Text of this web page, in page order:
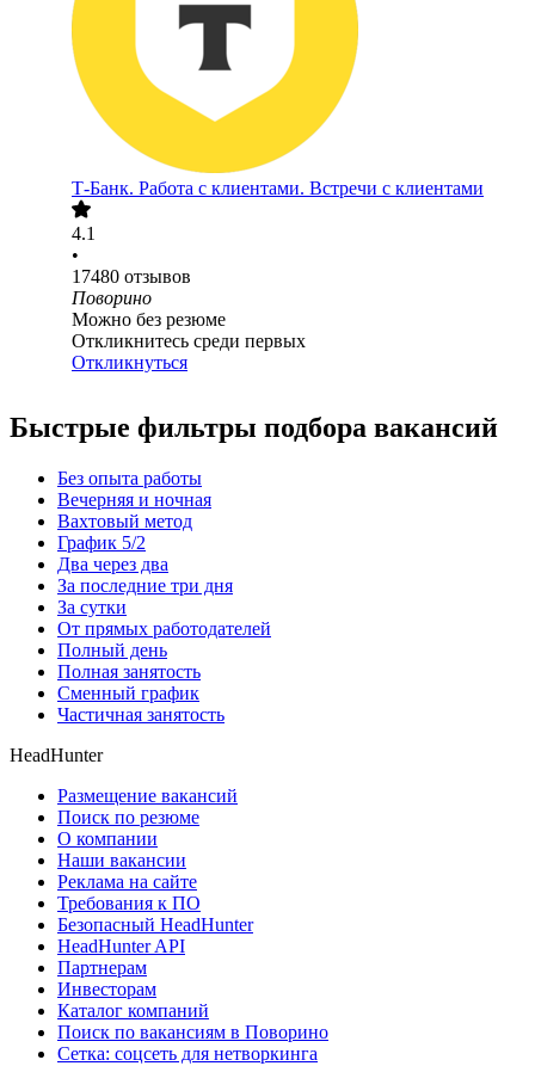
Т-Банк. Работа с клиентами. Встречи с клиентами
4.1
•
17480 отзывов
Поворино
Можно без резюме
Откликнитесь среди первых
Откликнуться
Быстрые фильтры подбора вакансий
Без опыта работы
Вечерняя и ночная
Вахтовый метод
График 5/2
Два через два
За последние три дня
За сутки
От прямых работодателей
Полный день
Полная занятость
Сменный график
Частичная занятость
HeadHunter
Размещение вакансий
Поиск по резюме
О компании
Наши вакансии
Реклама на сайте
Требования к ПО
Безопасный HeadHunter
HeadHunter API
Партнерам
Инвесторам
Каталог компаний
Поиск по вакансиям в Поворино
Сетка: соцсеть для нетворкинга